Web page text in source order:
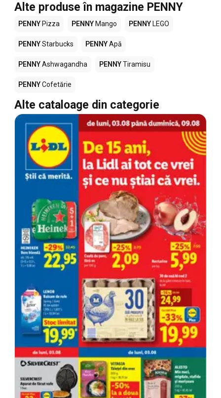
Alte produse în magazine PENNY
PENNY Pizza PENNY Mango PENNY LEGO
PENNYStarbucks PENNYApă
PENNYAshwagandha PENNYTiramisu
PENNYCofetărie
Alte cataloage din categorie